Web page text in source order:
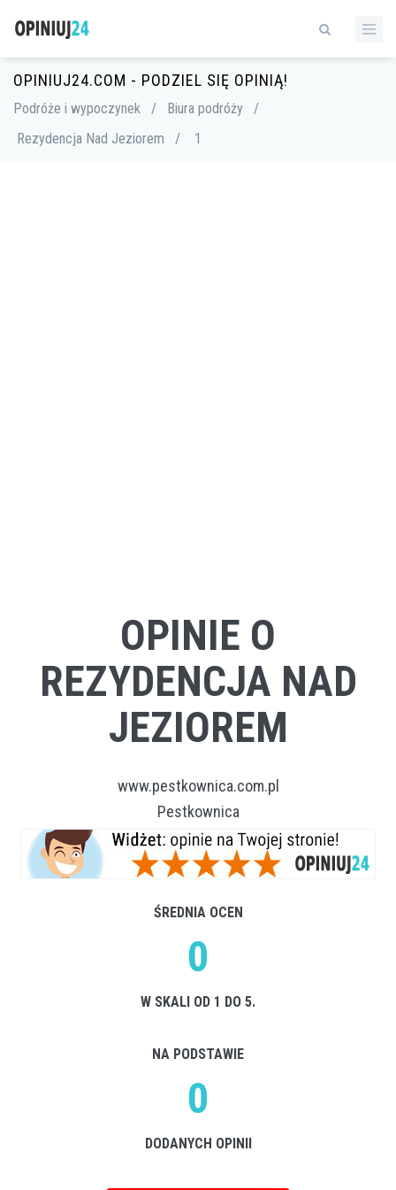
OPINIUJ24.COM - PODZIEL SIĘ OPINIĄ!
Podróże i wypoczynek / Biura podróży
/
Rezydencja Nad Jeziorem
/ 1
OPINIE O
REZYDENCJA NAD
JEZIOREM
www.pestkownica.com.pl
Pestkownica
ŚREDNIA OCEN
0
W SKALI OD 1 DO 5.
NA PODSTAWIE
0
DODANYCH OPINII